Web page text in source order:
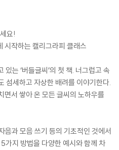
요!
시작하는 캘리그라피 클래스
는 ‘버들글씨’의 첫 책. 너그럽고 속
섬세하고 자상한 배려를 이야기한다.
면서 쌓아 온 모든 글씨의 노하우를
음과 모음 쓰기 등의 기초적인 것에서
가지 방법을 다양한 예시와 함께 차